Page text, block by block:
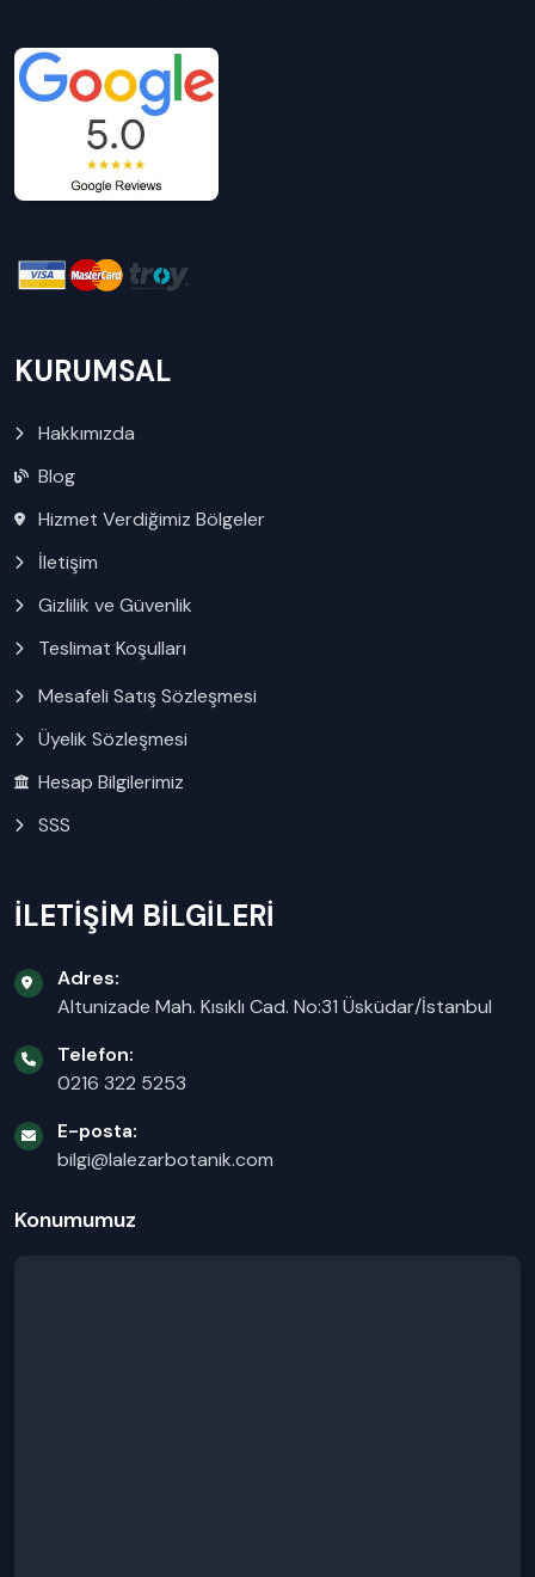
KURUMSAL
Hakkımızda
Blog
Hizmet Verdiğimiz Bölgeler
İletişim
Gizlilik ve Güvenlik
Teslimat Koşulları
Mesafeli Satış Sözleşmesi
Üyelik Sözleşmesi
Hesap Bilgilerimiz
SSS
İLETİŞİM BİLGİLERİ
Adres:
Altunizade Mah. Kısıklı Cad. No:31 Üsküdar/İstanbul
Telefon:
0216 322 5253
E-posta:
bilgi@lalezarbotanik.com
Konumumuz